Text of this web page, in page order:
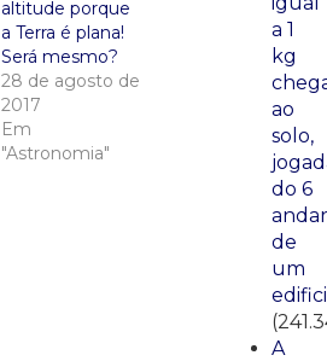
altitude porque
a Terra é plana!
Será mesmo?
28 de agosto de
2017
Em
"Astronomia"
a 1
kg
ao
solo,
do 6
andar
de
um
A